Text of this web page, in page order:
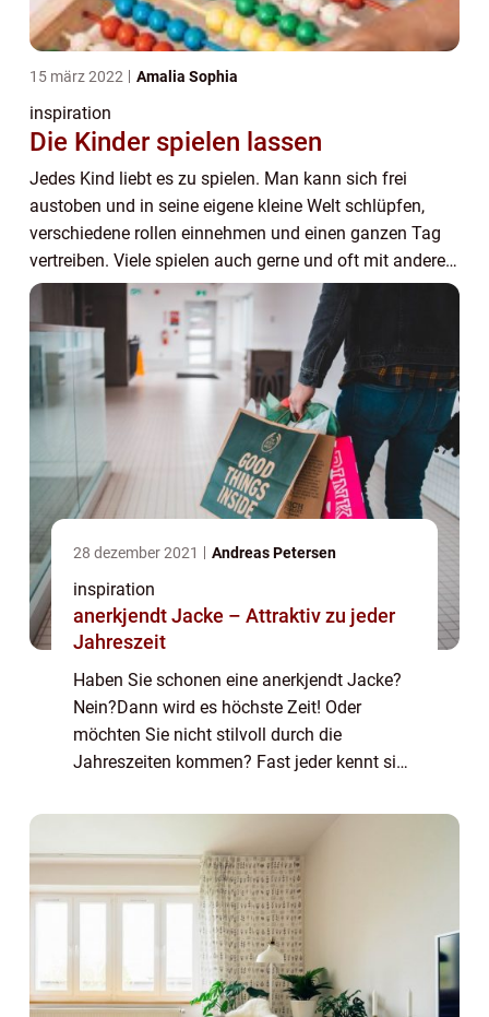
15 märz 2022 Amalia Sophia
inspiration
Die Kinder spielen lassen
Jedes Kind liebt es zu spielen. Man kann sich frei
austoben und in seine eigene kleine Welt schlüpfen,
verschiedene rollen einnehmen und einen ganzen Tag
vertreiben. Viele spielen auch gerne und oft mit anderen
Kindern zusammen und erleben den Spass ...
28 dezember 2021 Andreas Petersen
inspiration
anerkjendt Jacke – Attraktiv zu jeder
Jahreszeit
Haben Sie schonen eine anerkjendt Jacke?
Nein?Dann wird es höchste Zeit! Oder
möchten Sie nicht stilvoll durch die
Jahreszeiten kommen? Fast jeder kennt sie
die Jacke. Sie hält uns warm, bringt...